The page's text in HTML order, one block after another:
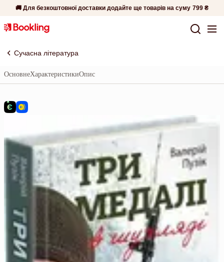
🚚 Для безкоштовної доставки додайте ще товарів на суму 799 ₴
Сучасна література
ОсновнеХарактеристикиОпис